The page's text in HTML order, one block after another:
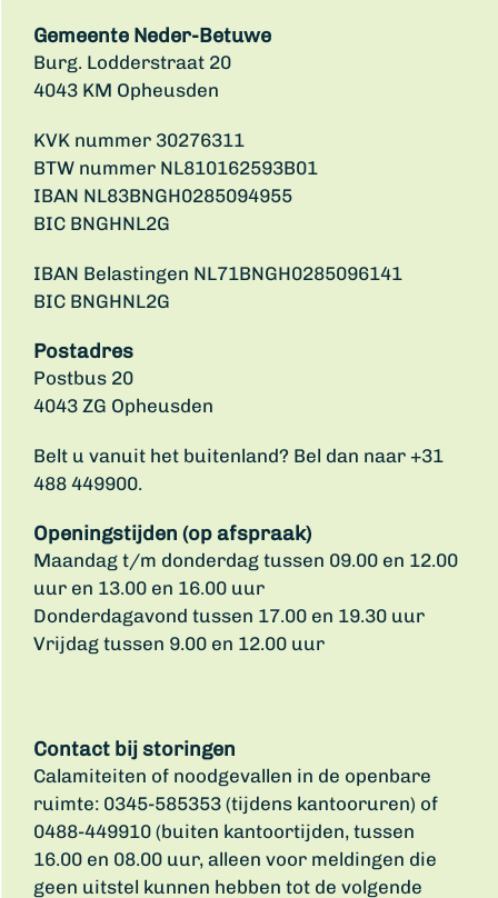
Gemeente Neder-Betuwe
Burg. Lodderstraat 20
4043 KM Opheusden
KVK nummer 30276311
BTW nummer NL810162593B01
IBAN NL83BNGH0285094955
BIC BNGHNL2G
IBAN Belastingen NL71BNGH0285096141
BIC BNGHNL2G
Postadres
Postbus 20
4043 ZG Opheusden
Belt u vanuit het buitenland? Bel dan naar +31
488 449900.
Openingstijden (op afspraak)
Maandag t/m donderdag tussen 09.00 en 12.00
uur en 13.00 en 16.00 uur
Donderdagavond tussen 17.00 en 19.30 uur
Vrijdag tussen 9.00 en 12.00 uur
Contact bij storingen
Calamiteiten of noodgevallen in de openbare
ruimte: 0345-585353 (tijdens kantooruren) of
0488-449910 (buiten kantoortijden, tussen
16.00 en 08.00 uur, alleen voor meldingen die
geen uitstel kunnen hebben tot de volgende